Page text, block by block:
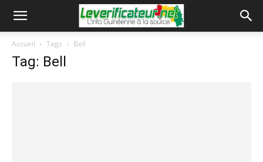
Accueil Tags Bell
Tag: Bell